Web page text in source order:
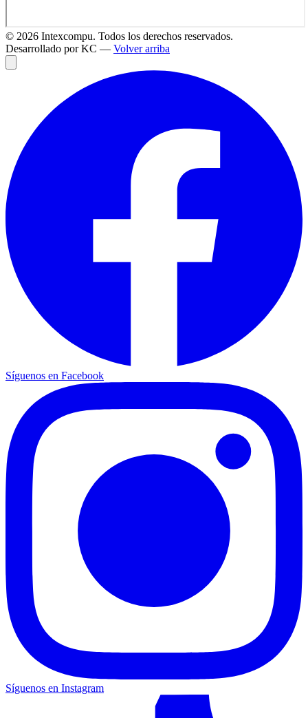
© 2026 Intexcompu. Todos los derechos reservados.
Desarrollado por KC — Volver arriba
Síguenos en Facebook
Síguenos en Instagram